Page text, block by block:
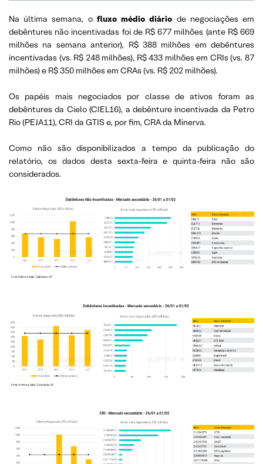
Na última semana, o fluxo médio diário de negociações em
debêntures não incentivadas foi de R$ 677 milhões (ante R$ 669
milhões na semana anterior), R$ 388 milhões em debêntures
incentivadas (vs. R$ 248 milhões), R$ 433 milhões em CRIs (vs. 87
milhões) e R$ 350 milhões em CRAs (vs. R$ 202 milhões).
Os papéis mais negociados por classe de ativos foram as
debêntures da Cielo (CIEL16), a debênture incentivada da Petro
Rio (PEJA11), CRI da GTIS e, por fim, CRA da Minerva.
Como não são disponibilizados a tempo da publicação do
relatório, os dados desta sexta-feira e quinta-feira não são
considerados.